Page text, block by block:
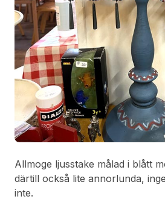
Allmoge ljusstake målad i blått
därtill också lite annorlunda,
inte.